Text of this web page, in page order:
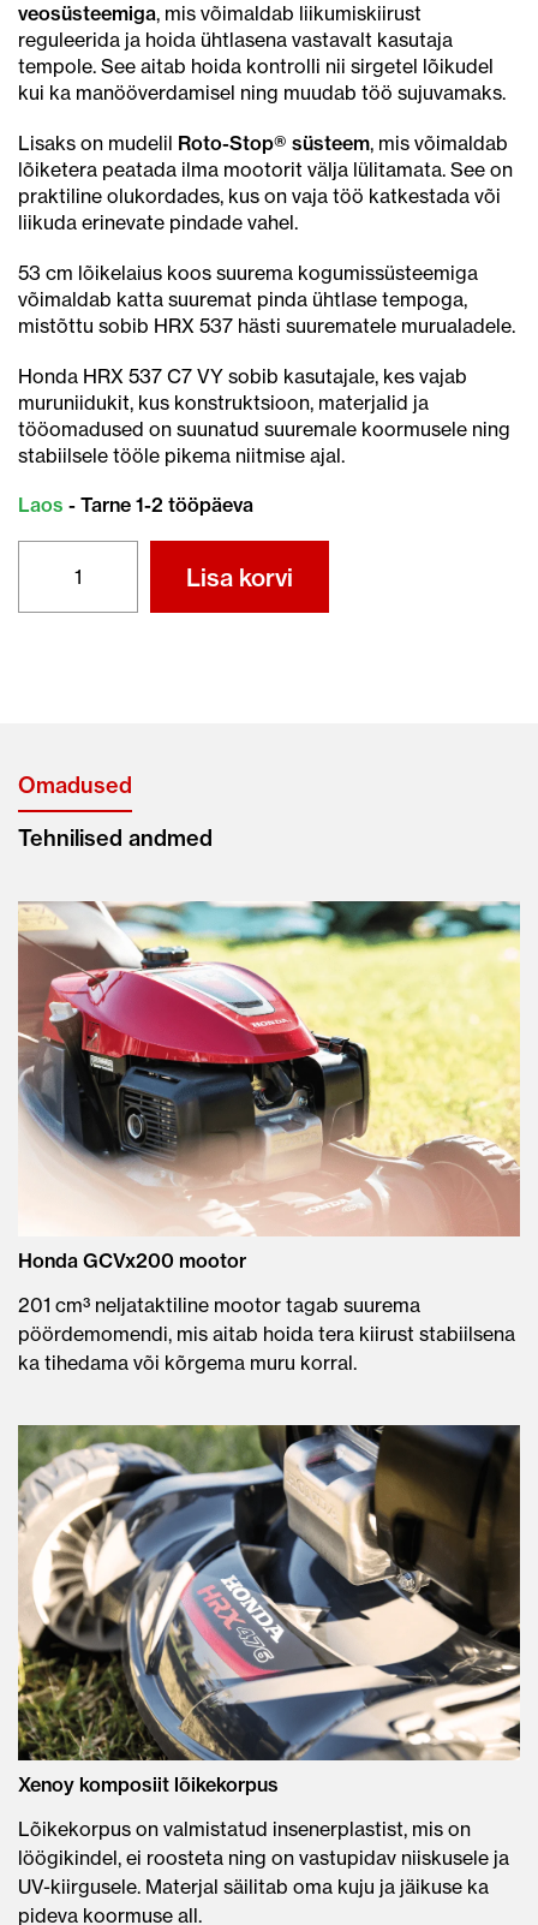
veosüsteemiga, mis võimaldab liikumiskiirust
reguleerida ja hoida ühtlasena vastavalt kasutaja
tempole. See aitab hoida kontrolli nii sirgetel lõikudel
kui ka manööverdamisel ning muudab töö sujuvamaks.
Lisaks on mudelil Roto-Stop® süsteem, mis võimaldab
lõiketera peatada ilma mootorit välja lülitamata. See on
praktiline olukordades, kus on vaja töö katkestada või
liikuda erinevate pindade vahel.
53 cm lõikelaius koos suurema kogumissüsteemiga
võimaldab katta suuremat pinda ühtlase tempoga,
mistõttu sobib HRX 537 hästi suurematele murualadele.
Honda HRX 537 C7 VY sobib kasutajale, kes vajab
muruniidukit, kus konstruktsioon, materjalid ja
tööomadused on suunatud suuremale koormusele ning
stabiilsele tööle pikema niitmise ajal.
Laos - Tarne 1-2 tööpäeva
HRX537
Lisa korvi
Omadused
Tehnilised andmed
Honda GCVx200 mootor
201 cm³ neljataktiline mootor tagab suurema
pöördemomendi, mis aitab hoida tera kiirust stabiilsena
ka tihedama või kõrgema muru korral.
Xenoy komposiit lõikekorpus
Lõikekorpus on valmistatud insenerplastist, mis on
löögikindel, ei roosteta ning on vastupidav niiskusele ja
UV-kiirgusele. Materjal säilitab oma kuju ja jäikuse ka
pideva koormuse all.